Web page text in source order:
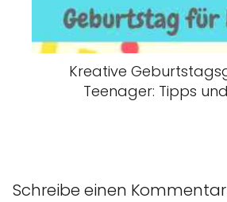
Kreative
Teenager: Tipps
Schreibe einen Kommentar